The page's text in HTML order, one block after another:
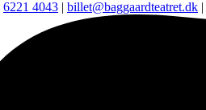
6221 4043 | billet@baggaardteatret.dk |